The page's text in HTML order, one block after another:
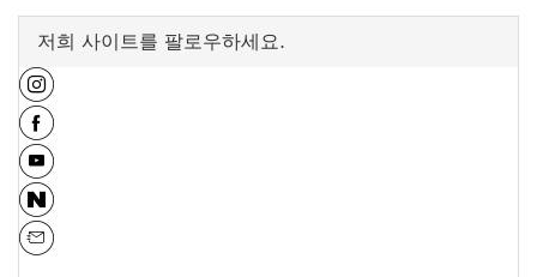
저희 사이트를 팔로우하세요.